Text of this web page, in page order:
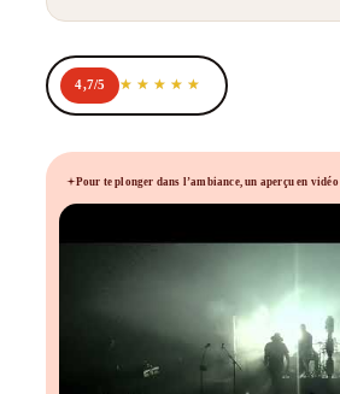
4,7/5
Pour te plonger dans l’ambiance, un aperçu en vidéo